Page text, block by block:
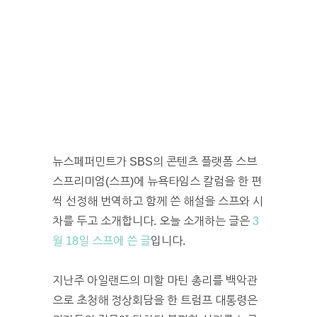
뉴스페퍼민트가 SBS의 콘텐츠 플랫폼 스브
스프리미엄(스프)에 뉴욕타임스 칼럼을 한 편
씩 선정해 번역하고 함께 쓴 해설을 스프와 시
차를 두고 소개합니다. 오늘 소개하는 글은 3
월 18일 스프에 쓴 글입니다.
지난주 아일랜드의 미할 마틴 총리를 백악관
으로 초청해 정상회담을 한 트럼프 대통령은